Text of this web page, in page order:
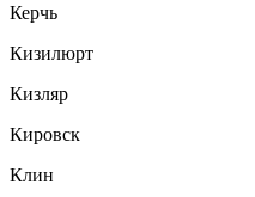
Керчь
Кизилюрт
Кизляр
Кировск
Клин